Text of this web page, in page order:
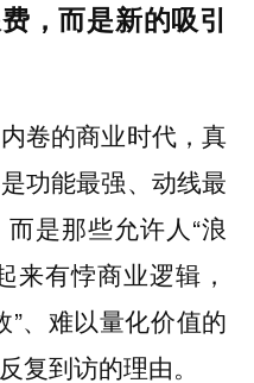
，而是新的吸引
卷的商业时代，真
功能最强、动线最
是那些允许人“浪
来有悖商业逻辑，
”、难以量化价值的
复到访的理由。